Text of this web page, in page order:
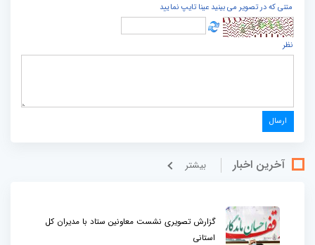
متنی که در تصویر می بینید عینا تایپ نمایید
نظر
آخرین اخبار بيشتر
گزارش تصویری نشست معاونین ستاد با مدیران کل
استانی